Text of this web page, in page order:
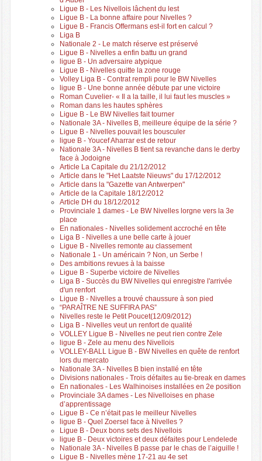
Ligue B - Les Nivellois lâchent du lest
Ligue B - La bonne affaire pour Nivelles ?
Ligue B - Francis Offermans est-il fort en calcul ?
Liga B
Nationale 2 - Le match réserve est préservé
Ligue B - Nivelles a enfin battu un grand
ligue B - Un adversaire atypique
Ligue B - Nivelles quitte la zone rouge
Volley Liga B - Contrat rempli pour le BW Nivelles
ligue B - Une bonne année débute par une victoire
Roman Cuvelier- « Il a la taille, il lui faut les muscles »
Roman dans les hautes sphères
Ligue B - Le BW Nivelles fait tourner
Nationale 3A - Nivelles B, meilleure équipe de la série ?
Ligue B - Nivelles pouvait les bousculer
ligue B - Youcef Aharrar est de retour
Nationale 3A - Nivelles B tient sa revanche dans le derby
face à Jodoigne
Article La Capitale du 21/12/2012
Article dans le "Het Laatste Nieuws" du 17/12/2012
Article dans la "Gazette van Antwerpen"
Article de la Capitale 18/12/2012
Article DH du 18/12/2012
Provinciale 1 dames - Le BW Nivelles lorgne vers la 3e
place
En nationales - Nivelles solidement accroché en tête
Liga B - Nivelles a une belle carte à jouer
Ligue B - Nivelles remonte au classement
Nationale 1 - Un américain ? Non, un Serbe !
Des ambitions revues à la baisse
Ligue B - Superbe victoire de Nivelles
Liga B - Succès du BW Nivelles qui enregistre l'arrivée
d'un renfort
Ligue B - Nivelles a trouvé chaussure à son pied
“PARAÎTRE NE SUFFIRA PAS”
Nivelles reste le Petit Poucet(12/09/2012)
Liga B - Nivelles veut un renfort de qualité
VOLLEY Ligue B - Nivelles ne peut rien contre Zele
ligue B - Zele au menu des Nivellois
VOLLEY-BALL Ligue B - BW Nivelles en quête de renfort
lors du mercato
Nationale 3A - Nivelles B bien installé en tête
Divisions nationales - Trois défaites au tie-break en dames
En nationales - Les Walhinoises installées en 2e position
Provinciale 3A dames - Les Nivelloises en phase
d’apprentissage
Ligue B - Ce n’était pas le meilleur Nivelles
ligue B - Quel Zoersel face à Nivelles ?
Ligue B - Deux bons sets des Nivellois
ligue B - Deux victoires et deux défaites pour Lendelede
Nationale 3A - Nivelles B passe par le chas de l’aiguille !
Ligue B - Nivelles mène 17-21 au 4e set